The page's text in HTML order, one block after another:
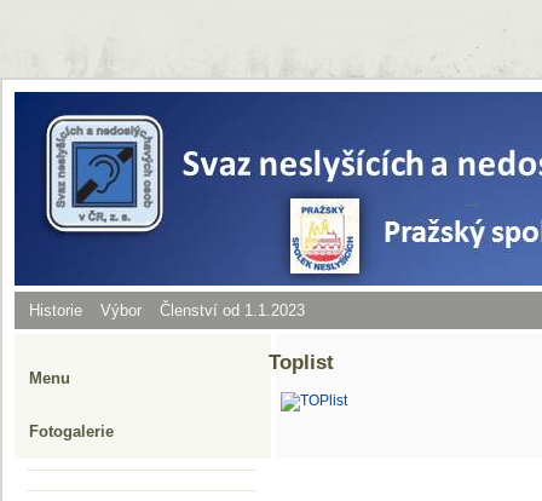
Historie Výbor Členství od 1.1.2023
Menu
Fotogalerie
Toplist